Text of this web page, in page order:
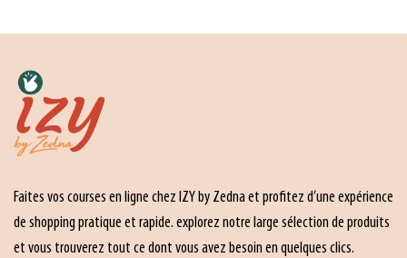
Faites vos courses en ligne chez IZY by Zedna et profitez d’une expérience
de shopping pratique et rapide. explorez notre large sélection de produits
et vous trouverez tout ce dont vous avez besoin en quelques clics.